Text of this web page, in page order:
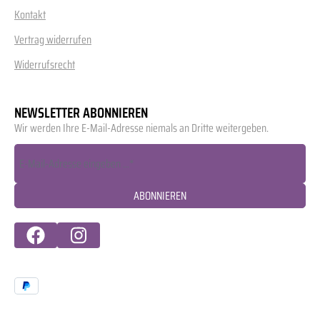
Kontakt
Vertrag widerrufen
Widerrufsrecht
NEWSLETTER ABONNIEREN
Wir werden Ihre E-Mail-Adresse niemals an Dritte weitergeben.
ABONNIEREN